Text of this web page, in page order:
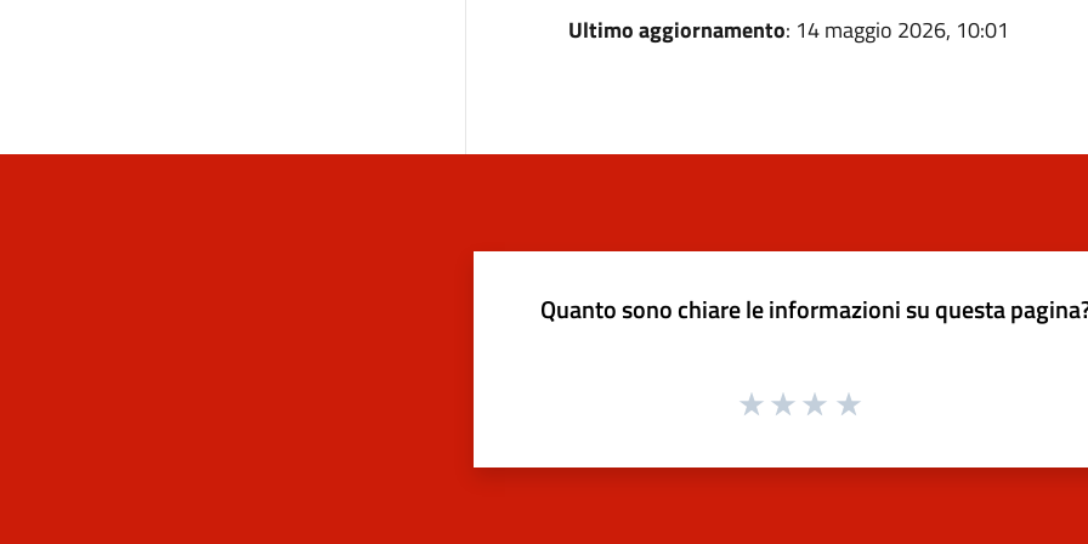
Ultimo aggiornamento: 14 maggio 2026, 10:01
Quanto sono chiare le informazioni su questa